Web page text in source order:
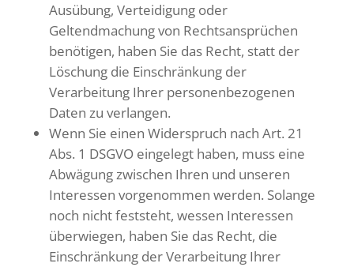
Ausübung, Verteidigung oder
Geltendmachung von Rechtsansprüchen
benötigen, haben Sie das Recht, statt der
Löschung die Einschränkung der
Verarbeitung Ihrer personenbezogenen
Daten zu verlangen.
Wenn Sie einen Widerspruch nach Art. 21
Abs. 1 DSGVO eingelegt haben, muss eine
Abwägung zwischen Ihren und unseren
Interessen vorgenommen werden. Solange
noch nicht feststeht, wessen Interessen
überwiegen, haben Sie das Recht, die
Einschränkung der Verarbeitung Ihrer